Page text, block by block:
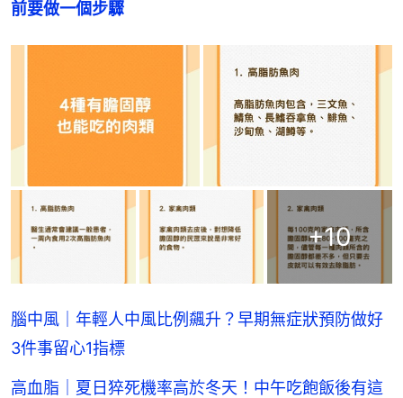
前要做一個步驟
+10
腦中風｜年輕人中風比例飆升？早期無症狀預防做好
3件事留心1指標
高血脂｜夏日猝死機率高於冬天！中午吃飽飯後有這